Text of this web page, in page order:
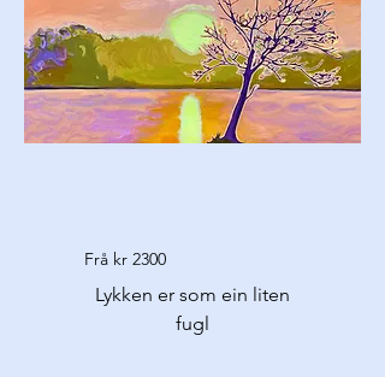
Frå kr 2300
Lykken er som ein liten
fugl